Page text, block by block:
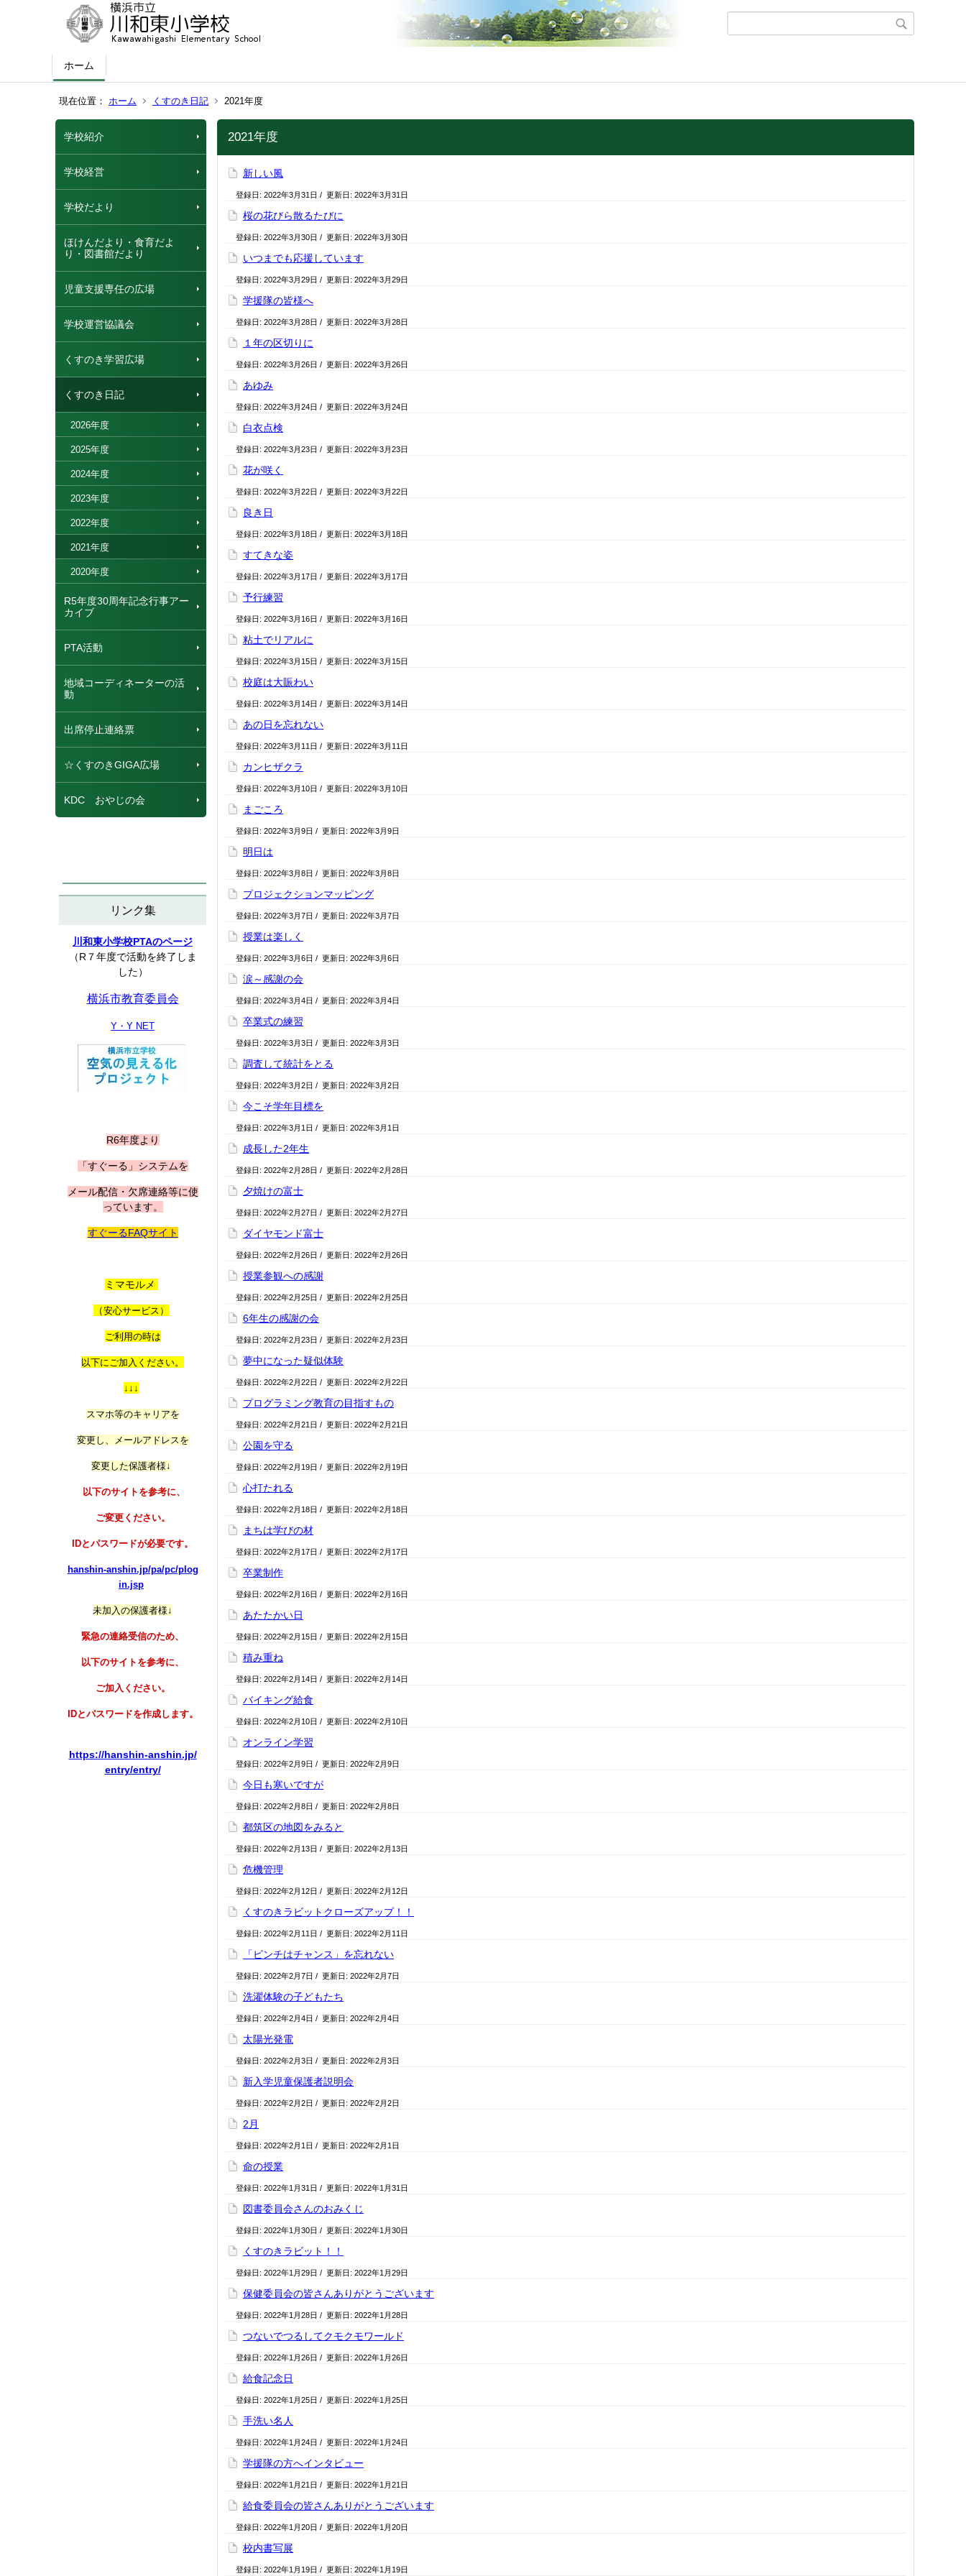
ホーム
現在位置： ホーム くすのき日記 2021年度
学校紹介
学校経営
学校だより
ほけんだより・食育だよ
り・図書館だより
児童支援専任の広場
学校運営協議会
くすのき学習広場
くすのき日記
2026年度
2025年度
2024年度
2023年度
2022年度
2021年度
2020年度
R5年度30周年記念行事アー
カイブ
PTA活動
地域コーディネーターの活
動
出席停止連絡票
☆くすのきGIGA広場
KDC おやじの会
リンク集
川和東小学校PTAのページ
（R７年度で活動を終了しま
した）
横浜市教育委員会
Y・Y NET
R6年度より
「すぐーる」システムを
メール配信・欠席連絡等に使
っています。
すぐーるFAQサイト
ミマモルメ
（安心サービス）
ご利用の時は
以下にご加入ください。
↓↓↓
スマホ等のキャリアを
変更し、メールアドレスを
変更した保護者様↓
以下のサイトを参考に、
ご変更ください。
IDとパスワードが必要です。
hanshin-anshin.jp/pa/pc/plog
in.jsp
未加入の保護者様↓
緊急の連絡受信のため、
以下のサイトを参考に、
ご加入ください。
IDとパスワードを作成します。
https://hanshin-anshin.jp/
entry/entry/
2021年度
新しい風
登録日: 2022年3月31日 / 更新日: 2022年3月31日
桜の花びら散るたびに
登録日: 2022年3月30日 / 更新日: 2022年3月30日
いつまでも応援しています
登録日: 2022年3月29日 / 更新日: 2022年3月29日
学援隊の皆様へ
登録日: 2022年3月28日 / 更新日: 2022年3月28日
１年の区切りに
登録日: 2022年3月26日 / 更新日: 2022年3月26日
あゆみ
登録日: 2022年3月24日 / 更新日: 2022年3月24日
白衣点検
登録日: 2022年3月23日 / 更新日: 2022年3月23日
花が咲く
登録日: 2022年3月22日 / 更新日: 2022年3月22日
良き日
登録日: 2022年3月18日 / 更新日: 2022年3月18日
すてきな姿
登録日: 2022年3月17日 / 更新日: 2022年3月17日
予行練習
登録日: 2022年3月16日 / 更新日: 2022年3月16日
粘土でリアルに
登録日: 2022年3月15日 / 更新日: 2022年3月15日
校庭は大賑わい
登録日: 2022年3月14日 / 更新日: 2022年3月14日
あの日を忘れない
登録日: 2022年3月11日 / 更新日: 2022年3月11日
カンヒザクラ
登録日: 2022年3月10日 / 更新日: 2022年3月10日
まごころ
登録日: 2022年3月9日 / 更新日: 2022年3月9日
明日は
登録日: 2022年3月8日 / 更新日: 2022年3月8日
プロジェクションマッピング
登録日: 2022年3月7日 / 更新日: 2022年3月7日
授業は楽しく
登録日: 2022年3月6日 / 更新日: 2022年3月6日
涙～感謝の会
登録日: 2022年3月4日 / 更新日: 2022年3月4日
卒業式の練習
登録日: 2022年3月3日 / 更新日: 2022年3月3日
調査して統計をとる
登録日: 2022年3月2日 / 更新日: 2022年3月2日
今こそ学年目標を
登録日: 2022年3月1日 / 更新日: 2022年3月1日
成長した2年生
登録日: 2022年2月28日 / 更新日: 2022年2月28日
夕焼けの富士
登録日: 2022年2月27日 / 更新日: 2022年2月27日
ダイヤモンド富士
登録日: 2022年2月26日 / 更新日: 2022年2月26日
授業参観への感謝
登録日: 2022年2月25日 / 更新日: 2022年2月25日
6年生の感謝の会
登録日: 2022年2月23日 / 更新日: 2022年2月23日
夢中になった疑似体験
登録日: 2022年2月22日 / 更新日: 2022年2月22日
プログラミング教育の目指すもの
登録日: 2022年2月21日 / 更新日: 2022年2月21日
公園を守る
登録日: 2022年2月19日 / 更新日: 2022年2月19日
心打たれる
登録日: 2022年2月18日 / 更新日: 2022年2月18日
まちは学びの材
登録日: 2022年2月17日 / 更新日: 2022年2月17日
卒業制作
登録日: 2022年2月16日 / 更新日: 2022年2月16日
あたたかい日
登録日: 2022年2月15日 / 更新日: 2022年2月15日
積み重ね
登録日: 2022年2月14日 / 更新日: 2022年2月14日
バイキング給食
登録日: 2022年2月10日 / 更新日: 2022年2月10日
オンライン学習
登録日: 2022年2月9日 / 更新日: 2022年2月9日
今日も寒いですが
登録日: 2022年2月8日 / 更新日: 2022年2月8日
都筑区の地図をみると
登録日: 2022年2月13日 / 更新日: 2022年2月13日
危機管理
登録日: 2022年2月12日 / 更新日: 2022年2月12日
くすのきラビットクローズアップ！！
登録日: 2022年2月11日 / 更新日: 2022年2月11日
「ピンチはチャンス」を忘れない
登録日: 2022年2月7日 / 更新日: 2022年2月7日
洗濯体験の子どもたち
登録日: 2022年2月4日 / 更新日: 2022年2月4日
太陽光発電
登録日: 2022年2月3日 / 更新日: 2022年2月3日
新入学児童保護者説明会
登録日: 2022年2月2日 / 更新日: 2022年2月2日
2月
登録日: 2022年2月1日 / 更新日: 2022年2月1日
命の授業
登録日: 2022年1月31日 / 更新日: 2022年1月31日
図書委員会さんのおみくじ
登録日: 2022年1月30日 / 更新日: 2022年1月30日
くすのきラビット！！
登録日: 2022年1月29日 / 更新日: 2022年1月29日
保健委員会の皆さんありがとうございます
登録日: 2022年1月28日 / 更新日: 2022年1月28日
つないでつるしてクモクモワールド
登録日: 2022年1月26日 / 更新日: 2022年1月26日
給食記念日
登録日: 2022年1月25日 / 更新日: 2022年1月25日
手洗い名人
登録日: 2022年1月24日 / 更新日: 2022年1月24日
学援隊の方へインタビュー
登録日: 2022年1月21日 / 更新日: 2022年1月21日
給食委員会の皆さんありがとうございます
登録日: 2022年1月20日 / 更新日: 2022年1月20日
校内書写展
登録日: 2022年1月19日 / 更新日: 2022年1月19日